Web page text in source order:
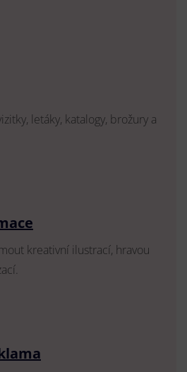
letáky, katalogy, brožury a
kreativní ilustrací, hravou